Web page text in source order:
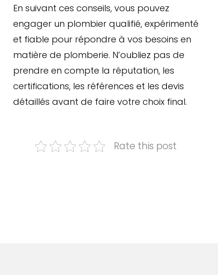
En suivant ces conseils, vous pouvez
engager un plombier qualifié, expérimenté
et fiable pour répondre à vos besoins en
matière de plomberie. N’oubliez pas de
prendre en compte la réputation, les
certifications, les références et les devis
détaillés avant de faire votre choix final.
Rate this post